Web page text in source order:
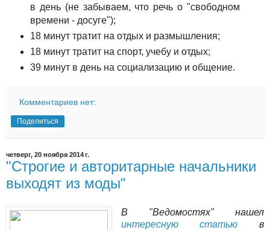
в день (не забываем, что речь о "свободном
времени - досуге");
18 минут тратит на отдых и размышления;
18 минут тратит на спорт, учебу и отдых;
39 минут в день на социализацию и общение.
Комментариев нет:
Поделиться
четверг, 20 ноября 2014 г.
"Строгие и авторитарные начальники
выходят из моды"
В "Ведомостях" нашел
интересную статью в